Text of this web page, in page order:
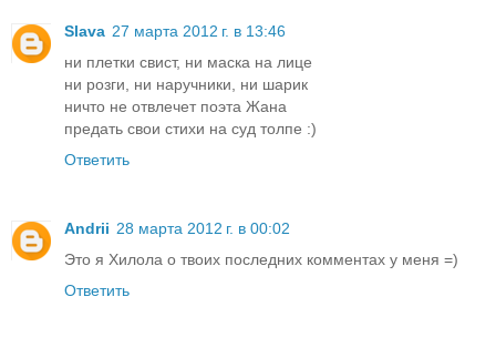
Slava 27 марта 2012 г. в 13:46
ни плетки свист, ни маска на лице
ни розги, ни наручники, ни шарик
ничто не отвлечет поэта Жана
предать свои стихи на суд толпе :)
Ответить
Andrii 28 марта 2012 г. в 00:02
Это я Хилола о твоих последних комментах у меня =)
Ответить